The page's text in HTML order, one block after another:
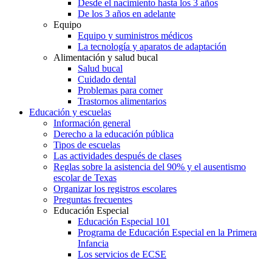
Desde el nacimiento hasta los 3 años
De los 3 años en adelante
Equipo
Equipo y suministros médicos
La tecnología y aparatos de adaptación
Alimentación y salud bucal
Salud bucal
Cuidado dental
Problemas para comer
Trastornos alimentarios
Educación y escuelas
Información general
Derecho a la educación pública
Tipos de escuelas
Las actividades después de clases
Reglas sobre la asistencia del 90% y el ausentismo
escolar de Texas
Organizar los registros escolares
Preguntas frecuentes
Educación Especial
Educación Especial 101
Programa de Educación Especial en la Primera
Infancia
Los servicios de ECSE